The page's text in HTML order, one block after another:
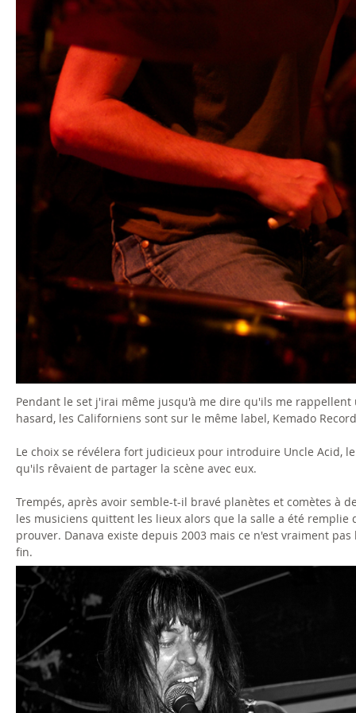
Pendant le set j'irai même jusqu'à me dire qu'ils me
hasard, les Californiens sont sur le même label, Kemado
Le choix se révélera fort judicieux pour introduire Uncle Acid,
qu'ils rêvaient de partager la scène avec eux.
Trempés, après avoir semble-t-il bravé planètes et comètes à
les musiciens quittent les lieux alors que la salle a été
prouver. Danava existe depuis 2003 mais ce n'est vraiment
fin.
i
m
g
_